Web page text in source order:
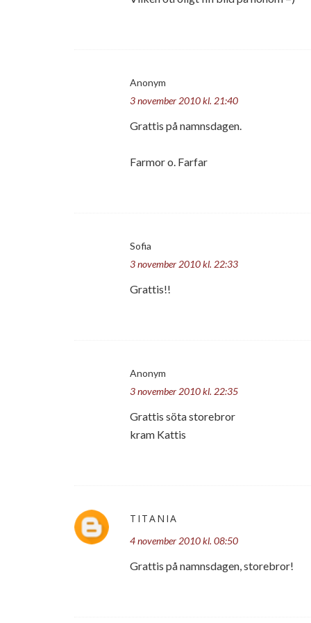
Anonym
3 november 2010 kl. 21:40
Grattis på namnsdagen.
Farmor o. Farfar
Sofia
3 november 2010 kl. 22:33
Grattis!!
Anonym
3 november 2010 kl. 22:35
Grattis söta storebror
kram Kattis
TITANIA
4 november 2010 kl. 08:50
Grattis på namnsdagen, storebror!